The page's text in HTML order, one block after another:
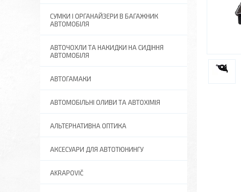
СУМКИ І ОРГАНАЙЗЕРИ В БАГАЖНИК
АВТОМОБІЛЯ
АВТОЧОХЛИ ТА НАКИДКИ НА СИДІННЯ
АВТОМОБІЛЯ
АВТОГАМАКИ
АВТОМОБІЛЬНІ ОЛИВИ ТА АВТОХІМІЯ
АЛЬТЕРНАТИВНА ОПТИКА
АКСЕСУАРИ ДЛЯ АВТОТЮНИНГУ
AKRAPOVIČ